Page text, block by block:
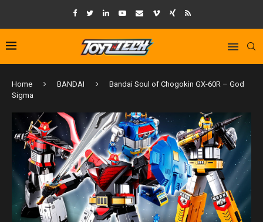
Home BANDAI
Bandai Soul of Chogokin GX-60R – God
Sigma